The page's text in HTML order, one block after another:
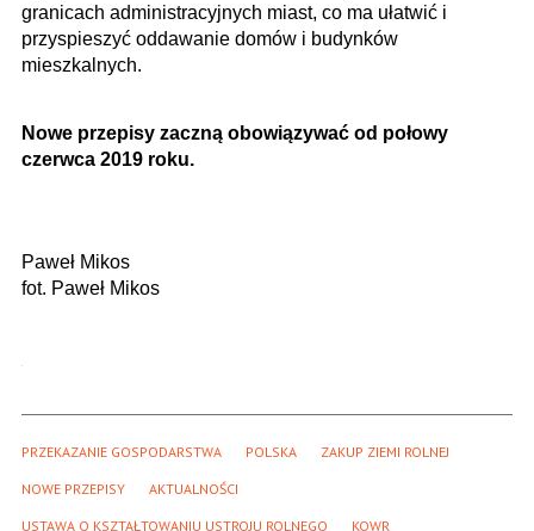
granicach administracyjnych miast, co ma ułatwić i
przyspieszyć oddawanie domów i budynków
mieszkalnych.
Nowe przepisy zaczną obowiązywać od połowy
czerwca 2019 roku.
Paweł Mikos
fot. Paweł Mikos
PRZEKAZANIE GOSPODARSTWA POLSKA ZAKUP ZIEMI ROLNEJ
NOWE PRZEPISY AKTUALNOŚCI
USTAWA O KSZTAŁTOWANIU USTROJU ROLNEGO KOWR